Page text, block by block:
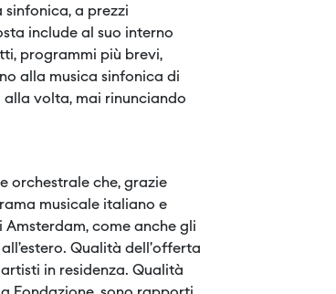
a prezzi
include al suo interno
programmi più brevi,
alla musica sinfonica di
volta, mai rinunciando
orchestrale che, grazie
musicale italiano e
come anche gli
Qualità dell’offerta
in residenza. Qualità